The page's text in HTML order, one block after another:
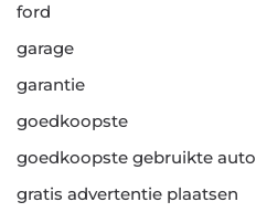
ford
garage
garantie
goedkoopste
goedkoopste gebruikte auto
gratis advertentie plaatsen